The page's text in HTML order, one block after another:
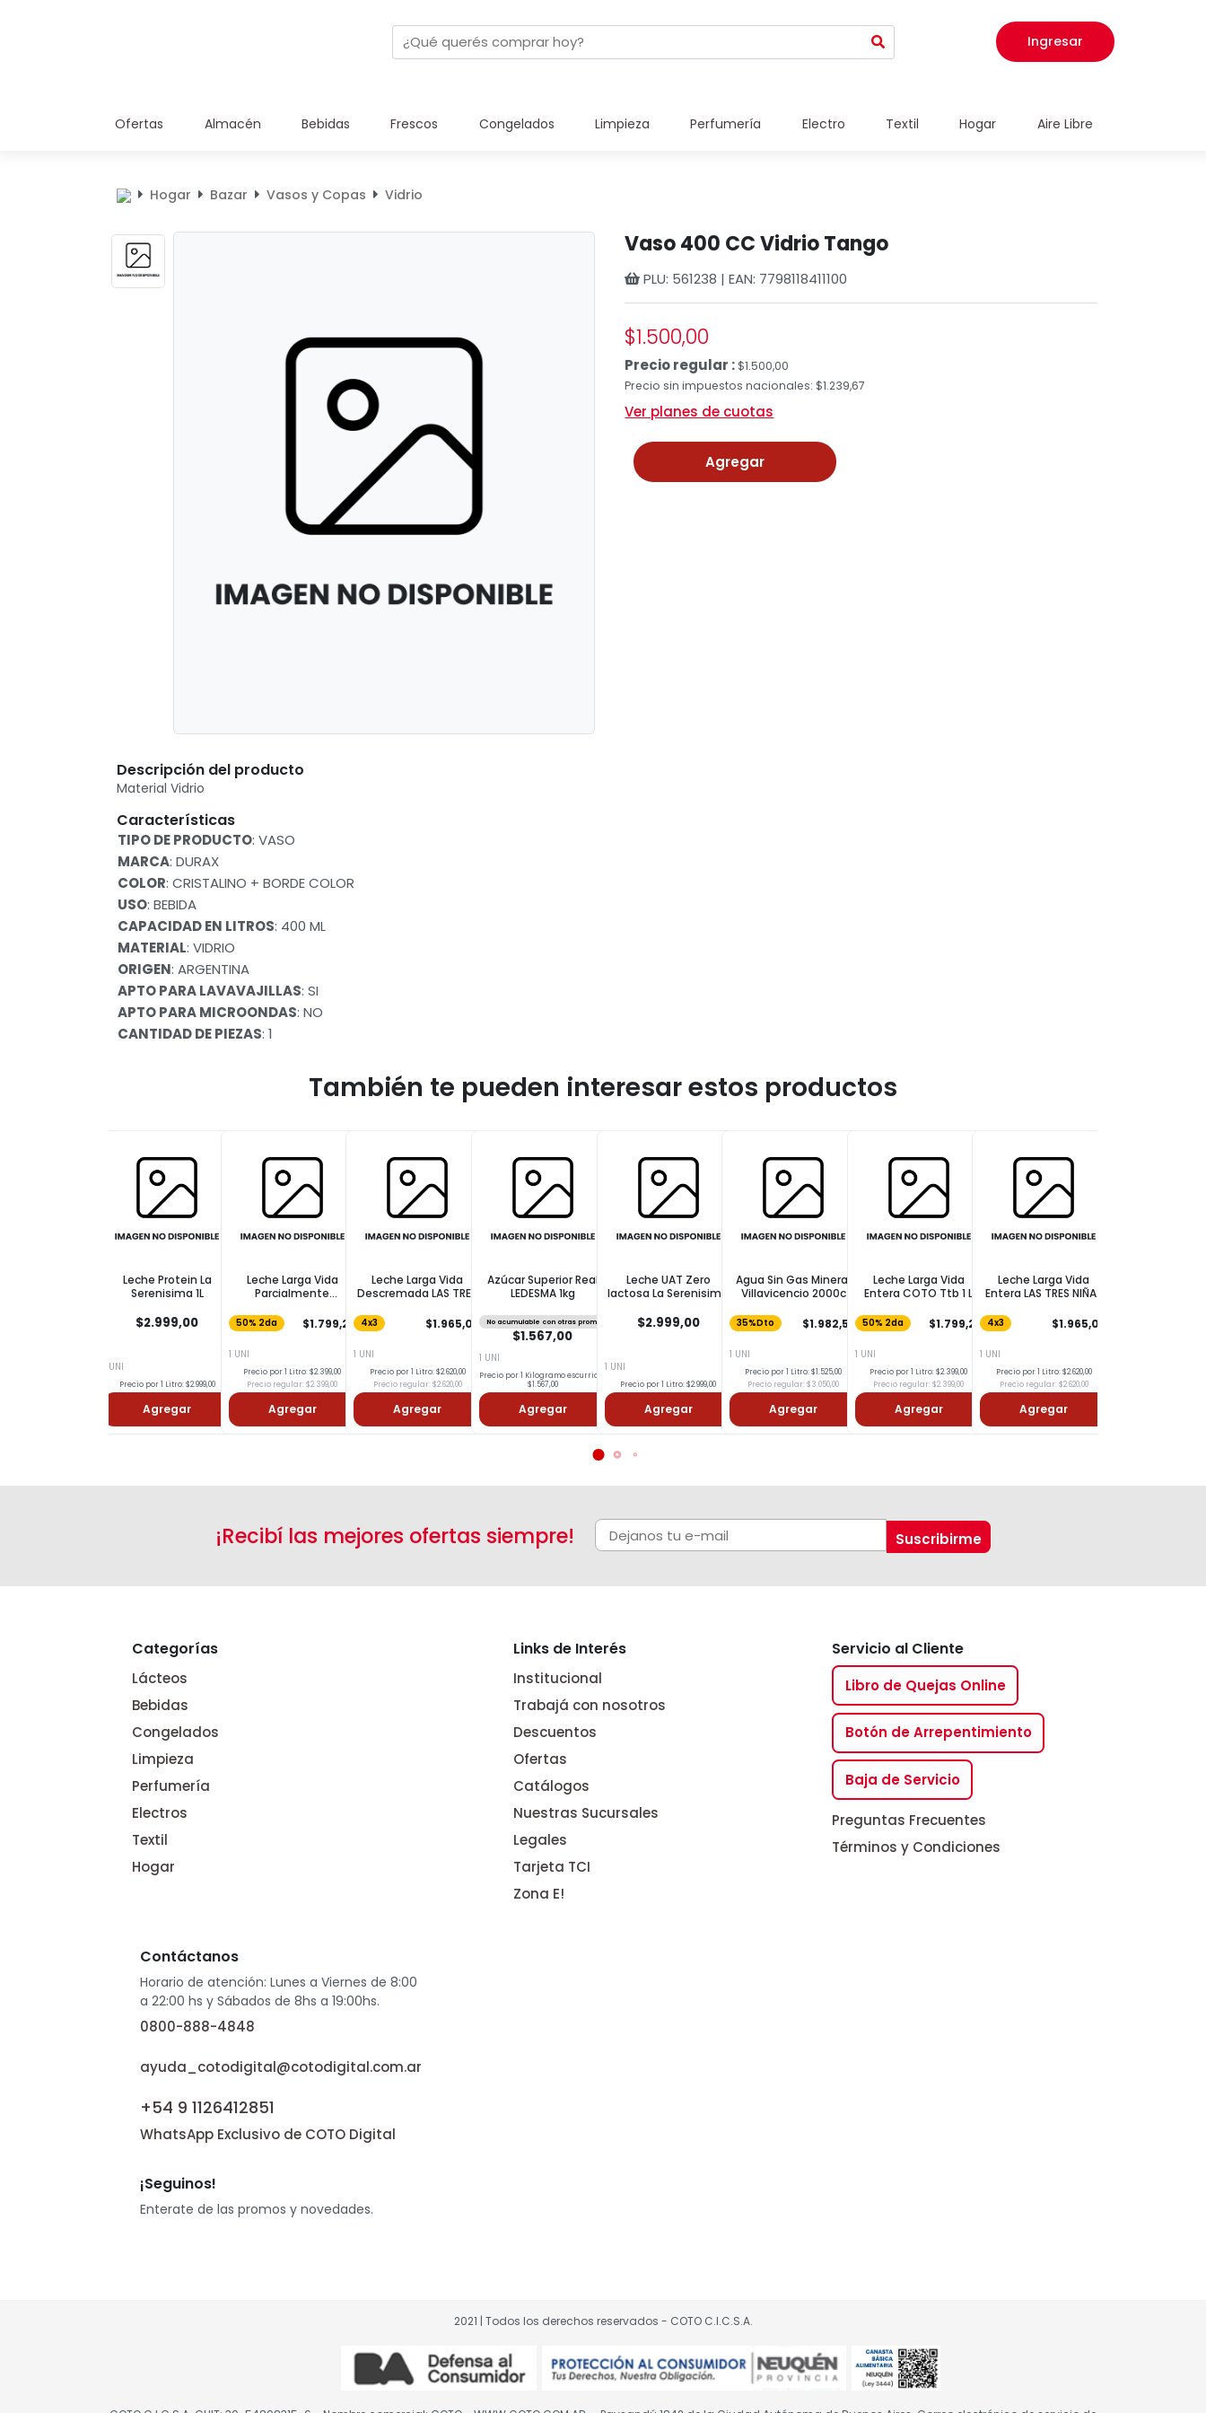
Ingresar
Ofertas Almacén Bebidas Frescos Congelados Limpieza Perfumería Electro Textil Hogar Aire Libre
Hogar Bazar Vasos y Copas Vidrio
Vaso 400 CC Vidrio Tango
PLU: 561238 | EAN: 7798118411100
$1.500,00
Precio regular : $1.500,00
Precio sin impuestos nacionales: $1.239,67
Ver planes de cuotas
Agregar
Descripción del producto
Material Vidrio
Características
TIPO DE PRODUCTO: VASO
MARCA: DURAX
COLOR: CRISTALINO + BORDE COLOR
USO: BEBIDA
CAPACIDAD EN LITROS: 400 ML
MATERIAL: VIDRIO
ORIGEN: ARGENTINA
APTO PARA LAVAVAJILLAS: SI
APTO PARA MICROONDAS: NO
CANTIDAD DE PIEZAS: 1
También te pueden interesar estos productos
Leche Protein La
Serenisima 1L
$2.999,00
1 UNI
Precio por 1 Litro: $2.999,00
Agregar
Leche Larga Vida
Parcialmente
50% 2da $1.799,25
1 UNI
Precio por 1 Litro: $2.399,00
Precio regular: $2.399,00
Agregar
Leche Larga Vida
Descremada LAS TRES
4x3 $1.965,00
1 UNI
Precio por 1 Litro: $2.620,00
Precio regular: $2.620,00
Agregar
Azúcar Superior Real
LEDESMA 1kg
No acumulable con otras promos
$1.567,00
1 UNI
Precio por 1 Kilogramo escurrido:
$1.567,00
Agregar
Leche UAT Zero
lactosa La Serenisima
$2.999,00
1 UNI
Precio por 1 Litro: $2.999,00
Agregar
Agua Sin Gas Mineral
Villavicencio 2000c
35%Dto $1.982,50
1 UNI
Precio por 1 Litro: $1.525,00
Precio regular: $3.050,00
Agregar
Leche Larga Vida
Entera COTO Ttb 1 L
50% 2da $1.799,25
1 UNI
Precio por 1 Litro: $2.399,00
Precio regular: $2.399,00
Agregar
Leche Larga Vida
Entera LAS TRES NIÑAS
4x3 $1.965,00
1 UNI
Precio por 1 Litro: $2.620,00
Precio regular: $2.620,00
Agregar
¡Recibí las mejores ofertas siempre!
Categorías
Lácteos
Bebidas
Congelados
Limpieza
Perfumería
Electros
Textil
Hogar
Links de Interés
Institucional
Trabajá con nosotros
Descuentos
Ofertas
Catálogos
Nuestras Sucursales
Legales
Tarjeta TCI
Zona E!
Servicio al Cliente
Libro de Quejas Online
Botón de Arrepentimiento
Baja de Servicio
Preguntas Frecuentes
Términos y Condiciones
Contáctanos
Horario de atención: Lunes a Viernes de 8:00
a 22:00 hs y Sábados de 8hs a 19:00hs.
0800-888-4848
ayuda_cotodigital@cotodigital.com.ar
+54 9 1126412851
WhatsApp Exclusivo de COTO Digital
¡Seguinos!
Enterate de las promos y novedades.
2021 | Todos los derechos reservados - COTO C.I.C.S.A.